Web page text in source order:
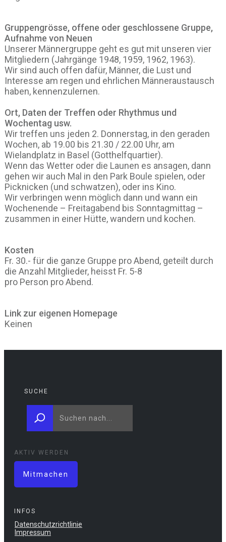
Gruppengrösse, offene oder geschlossene Gruppe,
Aufnahme von Neuen
Unserer Männergruppe geht es gut mit unseren vier
Mitgliedern (Jahrgänge 1948, 1959, 1962, 1963).
Wir sind auch offen dafür, Männer, die Lust und
Interesse am regen und ehrlichen Männeraustausch
haben, kennenzulernen.
Ort, Daten der Treffen oder Rhythmus und
Wochentag usw.
Wir treffen uns jeden 2. Donnerstag, in den geraden
Wochen, ab 19.00 bis 21.30 / 22.00 Uhr, am
Wielandplatz in Basel (Gotthelfquartier).
Wenn das Wetter oder die Launen es ansagen, dann
gehen wir auch Mal in den Park Boule spielen, oder
Picknicken (und schwatzen), oder ins Kino.
Wir verbringen wenn möglich dann und wann ein
Wochenende – Freitagabend bis Sonntagmittag –
zusammen in einer Hütte, wandern und kochen.
Kosten
Fr. 30.- für die ganze Gruppe pro Abend, geteilt durch
die Anzahl Mitglieder, heisst Fr. 5-8
pro Person pro Abend.
Link zur eigenen Homepage
Keinen
SUCHE
AKTIV WERDEN
Mitmachen
INFOS
Datenschutzrichtlinie
Impressum